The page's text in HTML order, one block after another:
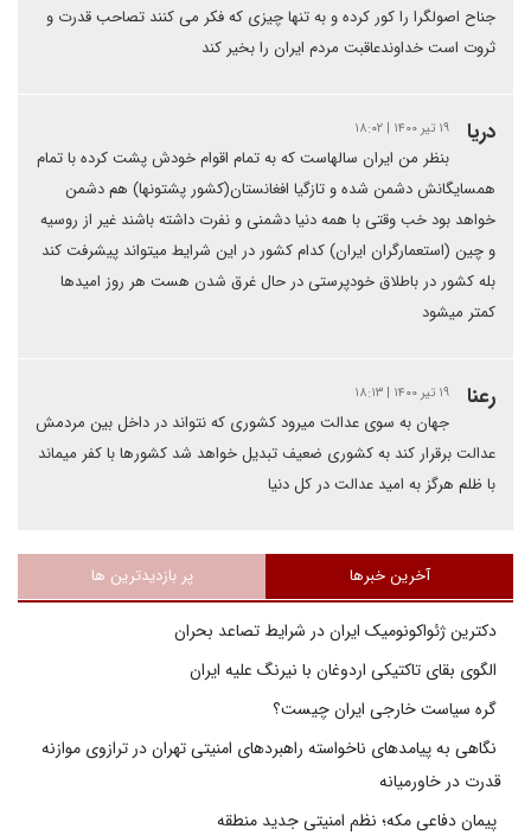
جناح اصولگرا را کور کرده و به تنها چیزی که فکر می کنند تصاحب قدرت و
ثروت است خداوندعاقبت مردم ایران را بخیر کند
دریا ۱۹ تیر ۱۴۰۰ | ۱۸:۰۲
بنظر من ایران سالهاست که به تمام اقوام خودش پشت کرده با تمام
همسایگانش دشمن شده و تازگیا افغانستان(کشور پشتونها) هم دشمن
خواهد بود خب وقتی با همه دنیا دشمنی و نفرت داشته باشند غیر از روسیه
و چین (استعمارگران ایران) کدام کشور در این شرایط میتواند پیشرفت کند
بله کشور در باطلاق خودپرستی در حال غرق شدن هست هر روز امیدها
کمتر میشود
رعنا ۱۹ تیر ۱۴۰۰ | ۱۸:۱۳
جهان به سوی عدالت میرود کشوری که نتواند در داخل بین مردمش
عدالت برقرار کند به کشوری ضعیف تبدیل خواهد شد کشورها با کفر میماند
با ظلم هرگز به امید عدالت در کل دنیا
آخرین خبرها پر بازدیدترین ها
دکترین ژئواکونومیک ایران در شرایط تصاعد بحران
الگوی بقای تاکتیکی اردوغان با نیرنگ علیه ایران
گره سیاست خارجی ایران چیست؟
نگاهی به پیامدهای ناخواسته راهبردهای امنیتی تهران در ترازوی موازنه
قدرت در خاورمیانه
پیمان دفاعی مکه؛ نظم امنیتی جدید منطقه